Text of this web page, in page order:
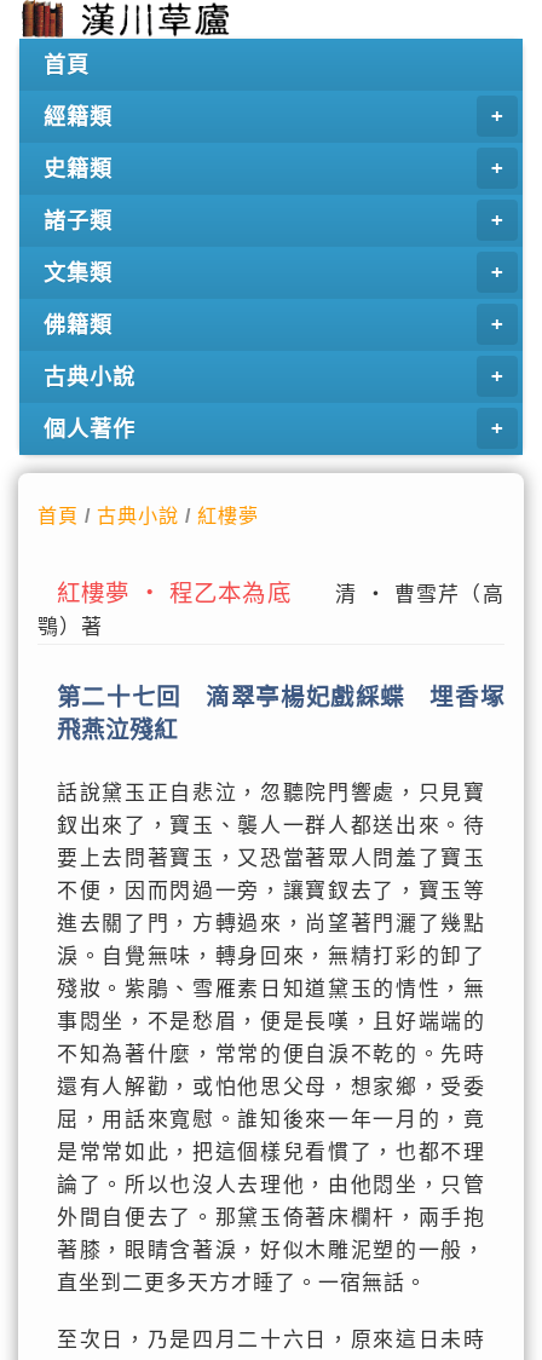
首頁
經籍類
史籍類
諸子類
文集類
佛籍類
古典小說
個人著作
首頁 /古典小說 /紅樓夢
紅樓夢 ‧ 程乙本為底 清 ‧ 曹雪芹（高
鶚）著
第二十七回 滴翠亭楊妃戲綵蝶 埋香塚
飛燕泣殘紅
話說黛玉正自悲泣，忽聽院門響處，只見寶
釵出來了，寶玉、襲人一群人都送出來。待
要上去問著寶玉，又恐當著眾人問羞了寶玉
不便，因而閃過一旁，讓寶釵去了，寶玉等
進去關了門，方轉過來，尚望著門灑了幾點
淚。自覺無味，轉身回來，無精打彩的卸了
殘妝。紫鵑、雪雁素日知道黛玉的情性，無
事悶坐，不是愁眉，便是長嘆，且好端端的
不知為著什麼，常常的便自淚不乾的。先時
還有人解勸，或怕他思父母，想家鄉，受委
屈，用話來寬慰。誰知後來一年一月的，竟
是常常如此，把這個樣兒看慣了，也都不理
論了。所以也沒人去理他，由他悶坐，只管
外間自便去了。那黛玉倚著床欄杆，兩手抱
著膝，眼睛含著淚，好似木雕泥塑的一般，
直坐到二更多天方才睡了。一宿無話。
至次日，乃是四月二十六日，原來這日未時